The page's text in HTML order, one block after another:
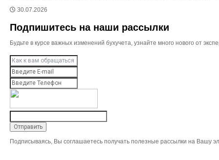
30.07.2026
Подпишитесь на наши рассылки
Будьте в курсе важных изменений бухучета, узнайте много нового от
Подписываясь, Вы соглашаетесь получать полезные рассылки на Вашу